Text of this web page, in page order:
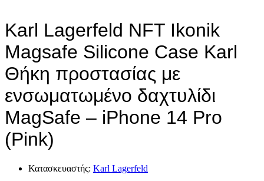
Karl Lagerfeld NFT Ikonik
Magsafe Silicone Case Karl
Θήκη προστασίας με
ενσωματωμένο δαχτυλίδι
MagSafe – iPhone 14 Pro
(Pink)
Κατασκευαστής: Karl Lagerfeld